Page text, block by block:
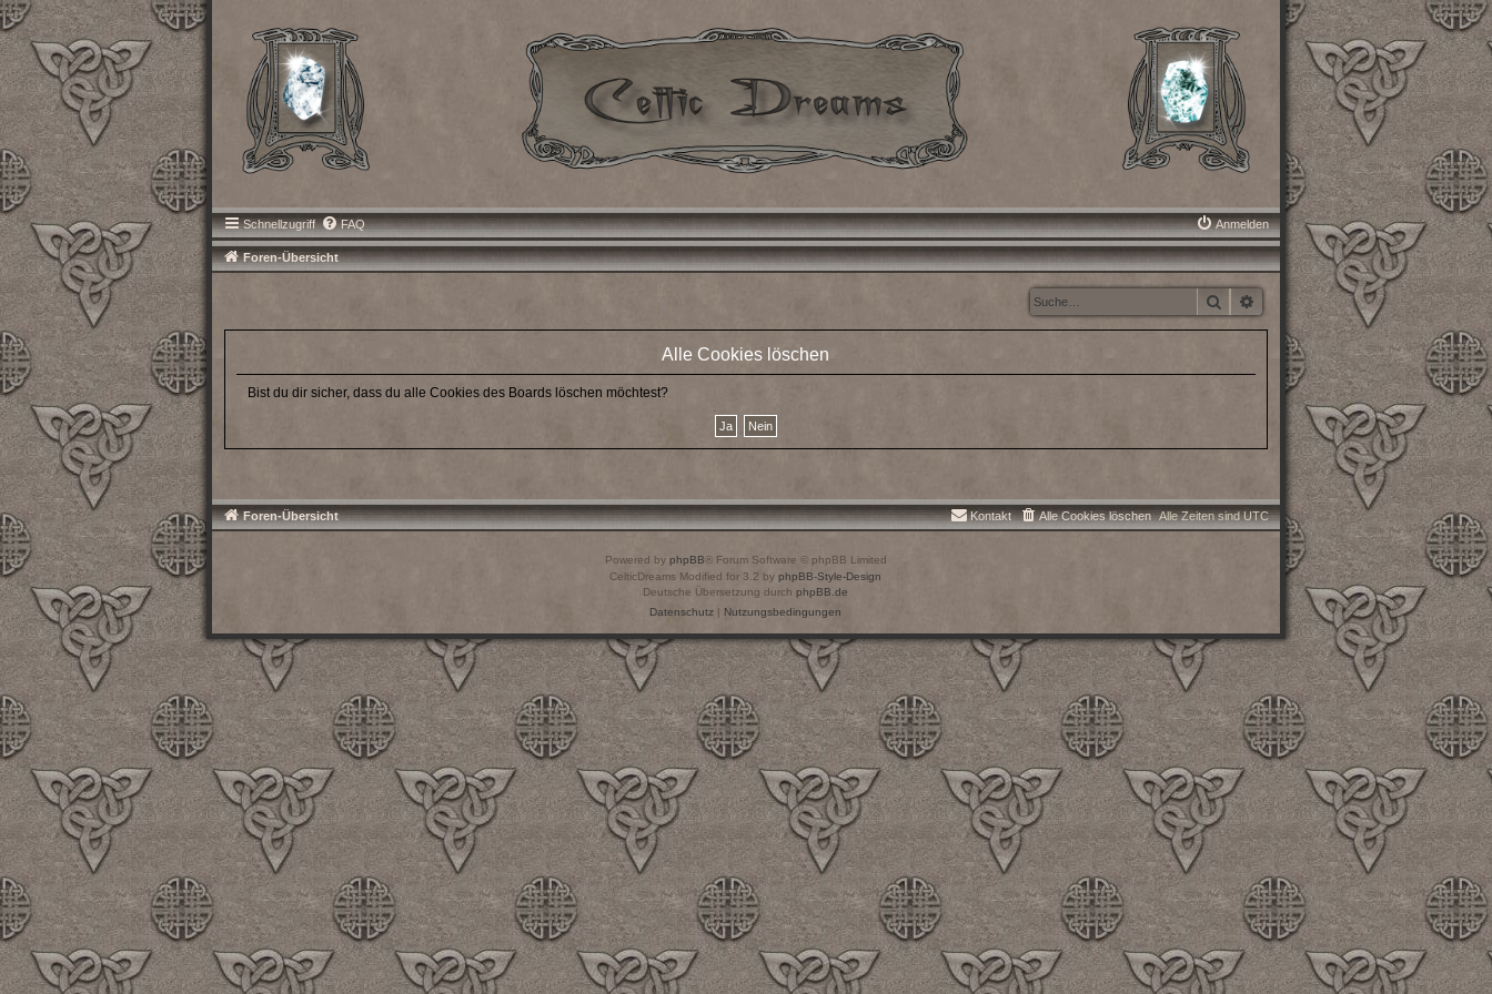
Schnellzugriff FAQ Anmelden
Foren-Übersicht
Suche Erweiterte Suche
Alle Cookies löschen
Bist du dir sicher, dass du alle Cookies des Boards löschen möchtest?
Foren-Übersicht Alle Zeiten sindUTC
Alle Cookies löschen
Kontakt
Powered by phpBB® Forum Software © phpBB Limited
CelticDreams Modified for 3.2 byphpBB-Style-Design
Deutsche Übersetzung durchphpBB.de
Datenschutz | Nutzungsbedingungen